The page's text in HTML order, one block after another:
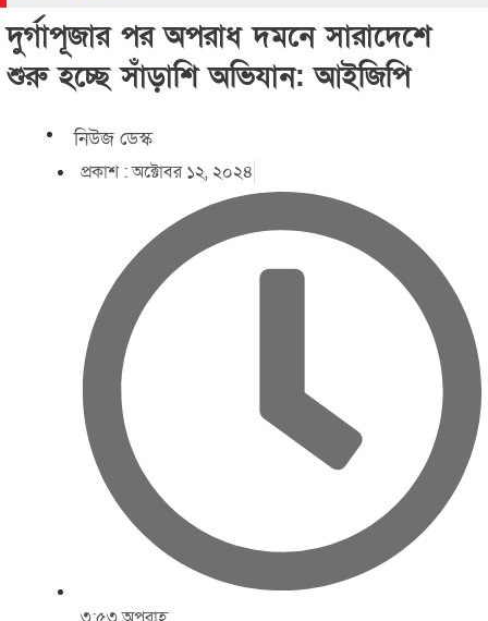
দুর্গাপূজার পর অপরাধ দমনে সারাদেশে
শুরু হচ্ছে সাঁড়াশি অভিযান: আইজিপি
নিউজ ডেস্ক
প্রকাশ :অক্টোবর ১২, ২০২৪